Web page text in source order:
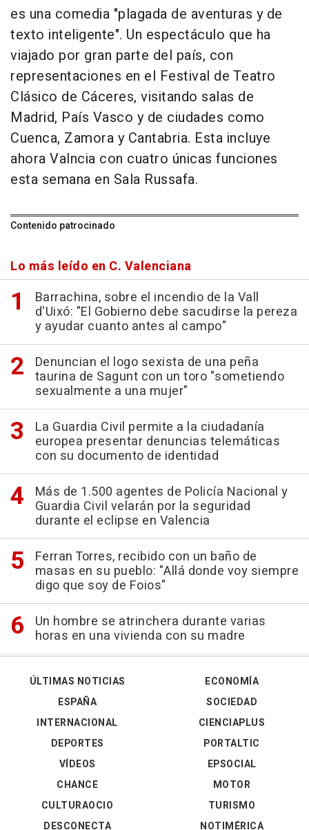
es una comedia "plagada de aventuras y de
texto inteligente". Un espectáculo que ha
viajado por gran parte del país, con
representaciones en el Festival de Teatro
Clásico de Cáceres, visitando salas de
Madrid, País Vasco y de ciudades como
Cuenca, Zamora y Cantabria. Esta incluye
ahora Valncia con cuatro únicas funciones
esta semana en Sala Russafa.
Contenido patrocinado
Lo más leído en C. Valenciana
Barrachina, sobre el incendio de la Vall
d'Uixó: "El Gobierno debe sacudirse la pereza
y ayudar cuanto antes al campo"
Denuncian el logo sexista de una peña
taurina de Sagunt con un toro "sometiendo
sexualmente a una mujer"
La Guardia Civil permite a la ciudadanía
europea presentar denuncias telemáticas
con su documento de identidad
Más de 1.500 agentes de Policía Nacional y
Guardia Civil velarán por la seguridad
durante el eclipse en Valencia
Ferran Torres, recibido con un baño de
masas en su pueblo: "Allá donde voy siempre
digo que soy de Foios"
Un hombre se atrinchera durante varias
horas en una vivienda con su madre
ÚLTIMAS NOTICIAS
ESPAÑA
INTERNACIONAL
DEPORTES
VÍDEOS
ECONOMÍA
SOCIEDAD
CIENCIAPLUS
PORTALTIC
EPSOCIAL
CHANCE
CULTURAOCIO
DESCONECTA
MOTOR
TURISMO
NOTIMÉRICA